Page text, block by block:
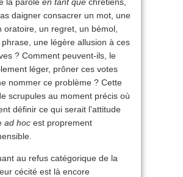
daigner consacrer un mot, une
oratoire, un regret, un bémol,
une légère allusion à ces
? Comment peuvent-ils, le
léger, prôner ces votes
nommer ce problème ? Cette
scrupules au moment précis où
définir ce qui serait l’attitude
ad hoc est proprement
refus catégorique de la
cécité est là encore